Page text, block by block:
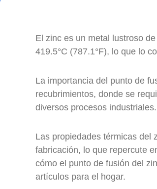
El zinc es un metal lustroso
419.5°C (787.1°F), lo que lo
La importancia del punto de
recubrimientos, donde se
diversos procesos industriales.
Las propiedades térmicas del
fabricación, lo que repercute
cómo el punto de fusión del
artículos para el hogar.